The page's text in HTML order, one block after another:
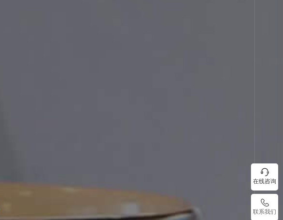
在线咨询
联系我们